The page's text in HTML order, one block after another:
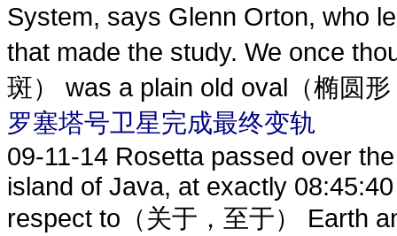
System, says Glenn Orton, who
that made the study. We once
斑） was a plain old oval（椭圆
罗塞塔号卫星完成最终变轨
09-11-14 Rosetta passed over
island of Java, at exactly
respect to（关于，至于） Earth